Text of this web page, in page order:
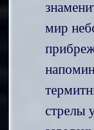
мир
стрелы